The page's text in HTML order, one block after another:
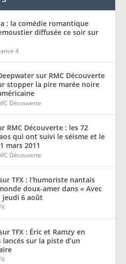
: la comédie romantique
diffusée ce soir sur
4
sur RMC Découverte
stopper la pire marée noire
Découverte
RMC Découverte : les 72
qui ont suivi le séisme et le
mars 2011
Découverte
TFX : l’humoriste nantais
doux-amer dans « Avec
jeudi 6 août
TFX : Éric et Ramzy en
sur la piste d’un